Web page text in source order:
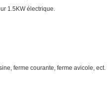
1.5KW électrique.
ferme courante, ferme avicole, ect.